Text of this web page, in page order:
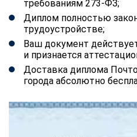
требованиям 273-ФЗ;
Диплом полностью
трудоустройстве;
Ваш документ
и признается
Доставка диплома
города абсолютно